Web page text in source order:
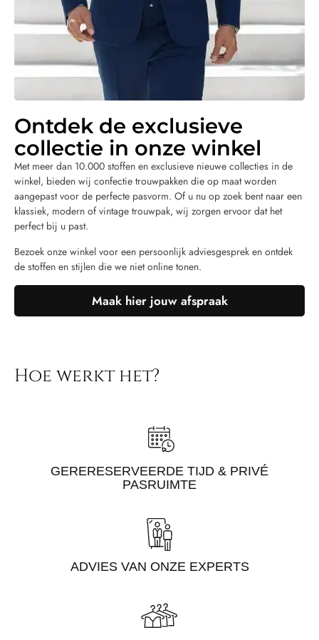
Ontdek de exclusieve
collectie in onze winkel
Met meer dan 10.000 stoffen en exclusieve nieuwe collecties in de
winkel, bieden wij confectie trouwpakken die op maat worden
aangepast voor de perfecte pasvorm. Of u nu op zoek bent naar een
klassiek, modern of vintage trouwpak, wij zorgen ervoor dat het
perfect bij u past.
Bezoek onze winkel voor een persoonlijk adviesgesprek en ontdek
de stoffen en stijlen die we niet online tonen.
Maak hier jouw afspraak
Hoe werkt het?
GERERESERVEERDE TIJD & PRIVÉ
PASRUIMTE
ADVIES VAN ONZE EXPERTS